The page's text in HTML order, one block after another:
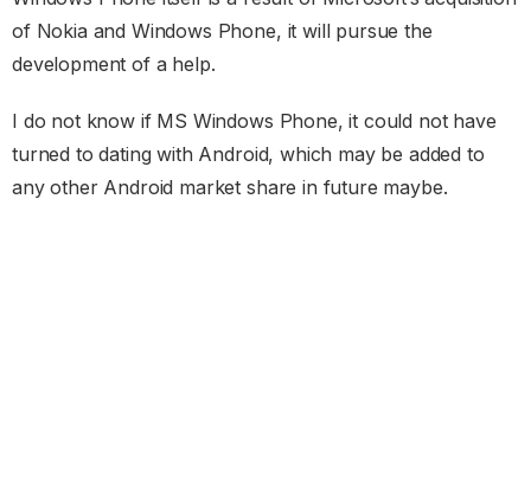
of Nokia and Windows Phone, it will pursue the
development of a help.
I do not know if MS Windows Phone, it could not have
turned to dating with Android, which may be added to
any other Android market share in future maybe.